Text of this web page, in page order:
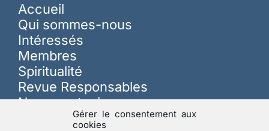
Gérer le consentement aux
cookies
Accueil
Qui sommes-nous
Intéressés
Membres
Spiritualité
Revue Responsables
Nous soutenir